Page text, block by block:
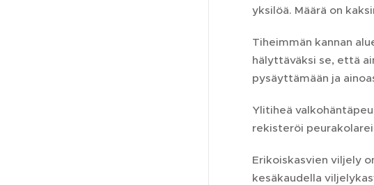
yksilöä. Määrä on
Tiheimmän kannan
hälyttäväksi se, että
pysäyttämään ja
Ylitiheä
rekisteröi
Erikoiskasvien viljely
kesäkaudella